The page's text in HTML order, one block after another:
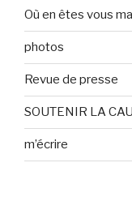
Où en êtes vous
photos
Revue de presse
SOUTENIR LA
m’écrire